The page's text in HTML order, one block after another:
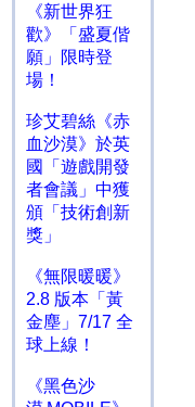
《新世界狂
歡》「盛夏偕
願」限時登
場！
珍艾碧絲《赤
血沙漠》於英
國「遊戲開發
者會議」中獲
頒「技術創新
獎」
《無限暖暖》
2.8 版本「黃
金塵」7/17 全
球上線！
《黑色沙